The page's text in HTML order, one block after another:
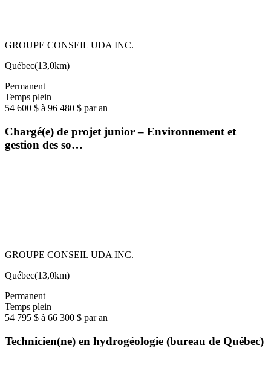
GROUPE CONSEIL UDA INC.
Québec(13,0km)
Permanent
Temps plein
54 600 $ à 96 480 $ par an
Chargé(e) de projet junior – Environnement et
gestion des so…
GROUPE CONSEIL UDA INC.
Québec(13,0km)
Permanent
Temps plein
54 795 $ à 66 300 $ par an
Technicien(ne) en hydrogéologie (bureau de Québec)